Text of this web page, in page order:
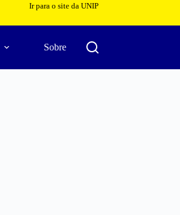
Ir para o site da UNIP
Sobre